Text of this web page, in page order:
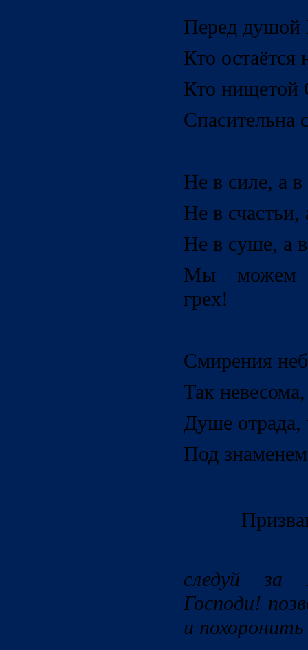
Перед душой
Кто
Кто
Спасительна
Не в силе, а
Не в счастьи,
Не в суше, а
Мы можем
грех!
Смирения
Так
Душе отрада,
Под
следуй за
Господи!
и